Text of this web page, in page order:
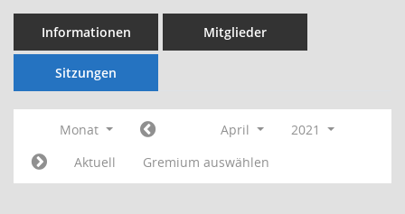
Informationen Mitglieder
Sitzungen
Monat April
2021
Aktuell
Gremium auswählen